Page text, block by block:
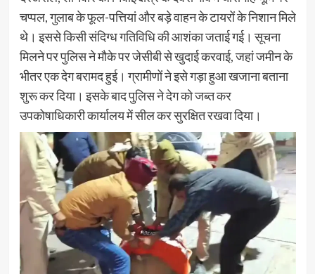
चप्पल, गुलाब के फूल-पत्तियां और बड़े वाहन के टायरों के निशान मिले
थे। इससे किसी संदिग्ध गतिविधि की आशंका जताई गई। सूचना
मिलने पर पुलिस ने मौके पर जेसीबी से खुदाई करवाई, जहां जमीन के
भीतर एक देग बरामद हुई। ग्रामीणों ने इसे गड़ा हुआ खजाना बताना
शुरू कर दिया। इसके बाद पुलिस ने देग को जब्त कर
उपकोषाधिकारी कार्यालय में सील कर सुरक्षित रखवा दिया।